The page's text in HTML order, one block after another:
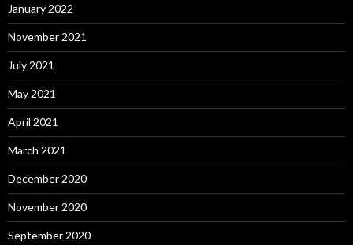
January 2022
November 2021
July 2021
May 2021
April 2021
March 2021
December 2020
November 2020
September 2020